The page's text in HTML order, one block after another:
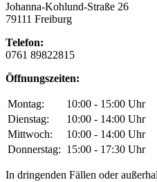
Johanna-Kohlund-Straße 26
79111 Freiburg
Telefon:
0761 89822815
Öffnungszeiten:
Montag:
10:00 - 15:00 Uhr
Dienstag:
10:00 - 14:00 Uhr
Mittwoch:
10:00 - 14:00 Uhr
Donnerstag: 15:00 - 17:30 Uhr
In dringenden Fällen oder